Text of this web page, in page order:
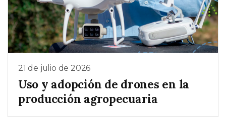
21 de julio de 2026
Uso y adopción de drones en la
producción agropecuaria